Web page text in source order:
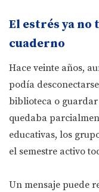
El estrés ya
cuaderno
Hace veinte años,
podía
biblioteca o
quedaba
educativas, los
el semestre activo
Un mensaje puede